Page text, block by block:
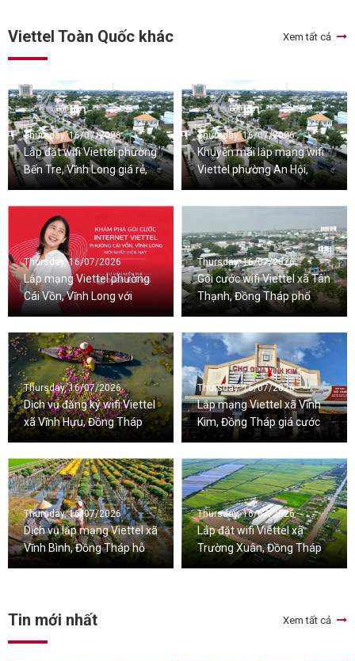
Viettel Toàn Quốc khác Xem tất cả
Thursday, 16/07/2026
Lắp đặt wifi Viettel phường
Bến Tre, Vĩnh Long giá rẻ,
nhiều ưu đãi
Thursday, 16/07/2026
Khuyến mãi lắp mạng wifi
Viettel phường An Hội,
Vĩnh Long mới nhất
Thursday, 16/07/2026
Lắp mạng Viettel phường
Cái Vồn, Vĩnh Long với
nhiều ưu đãi đi kèm
Thursday, 16/07/2026
Gói cước wifi Viettel xã Tân
Thạnh, Đồng Tháp phổ
biến hiện nay
Thursday, 16/07/2026
Dịch vụ đăng ký wifi Viettel
xã Vĩnh Hựu, Đồng Tháp
nhanh chóng
Thursday, 16/07/2026
Lắp mạng Viettel xã Vĩnh
Kim, Đồng Tháp giá cước
bình dân
Thursday, 16/07/2026
Dịch vụ lắp mạng Viettel xã
Vĩnh Bình, Đồng Tháp hỗ
Thursday, 16/07/2026
Lắp đặt wifi Viettel xã
Trường Xuân, Đồng Tháp
Tin mới nhất Xem tất cả